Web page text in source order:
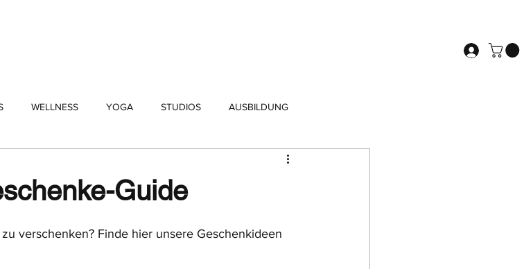
WELLNESS YOGA STUDIOS AUSBILDUNG
Guide
verschenken? Finde hier unsere Geschenkideen